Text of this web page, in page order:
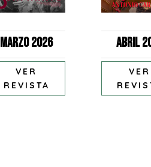
Marzo 2026
VER
REVISTA
Abril
VER